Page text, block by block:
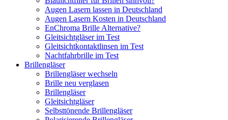
Augen Lasern lassen in Deutschland
Augen Lasern Kosten in Deutschland
EnChroma Brille Alternative?
Gleitsichtgläser im Test
Gleitsichtkontaktlinsen im Test
Nachtfahrbrille im Test
Brillengläser
Brillengläser wechseln
Brille neu verglasen
Brillengläser
Gleitsichtgläser
Selbsttönende Brillengläser